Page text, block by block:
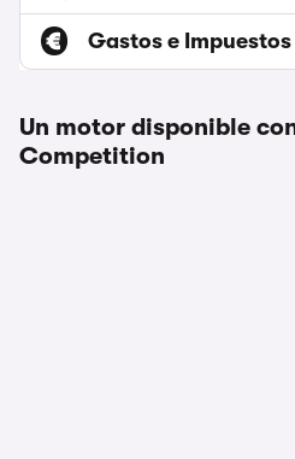
Gastos e Impuestos
Un motor disponible
Competition